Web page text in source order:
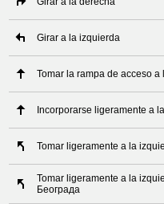
Girar a la izquierda
Tomar la rampa de acceso a
Incorporarse ligeramente a
Tomar ligeramente a la
Tomar ligeramente a la
Београда